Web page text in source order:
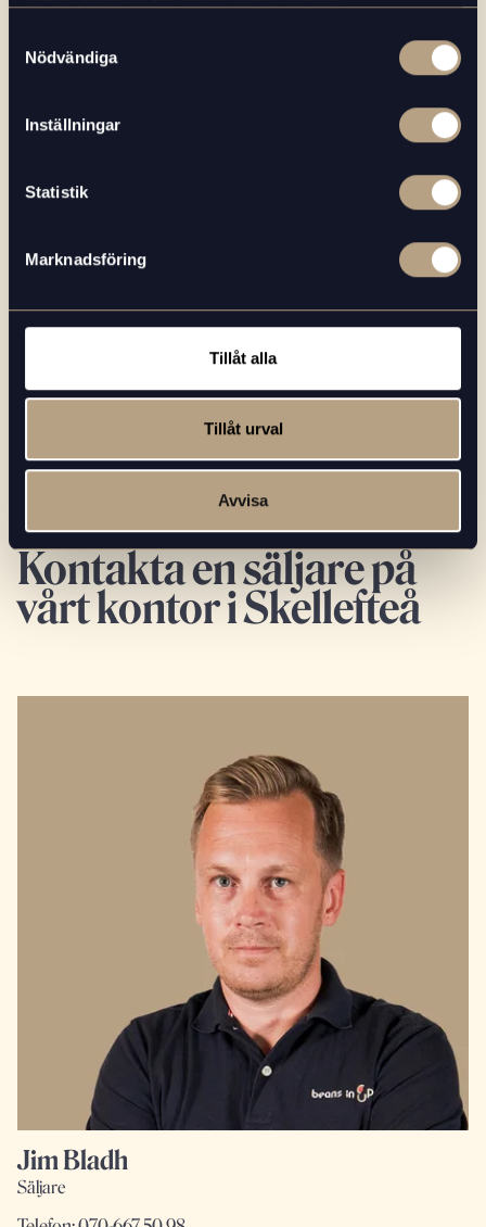
Nödvändiga
Inställningar
Statistik
Marknadsföring
Tillåt alla
Tillåt urval
Avvisa
personuppgifter enligt vår
Integritetspolicy.
Kontakta en säljare på
vårt kontor i Skellefteå
Jim Bladh
Säljare